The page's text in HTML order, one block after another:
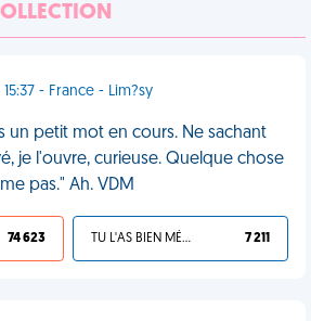
- France - Lim?sy
un petit mot en cours. Ne sachant
je l'ouvre, curieuse. Quelque chose
pas." Ah. VDM
74 623 TU L'AS BIEN MÉRITÉ 7 211